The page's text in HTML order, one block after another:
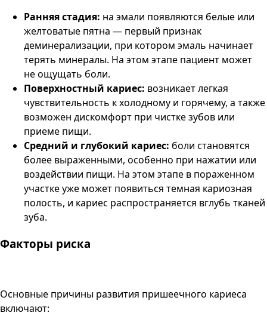
Ранняя стадия: на эмали появляются белые или
желтоватые пятна — первый признак
деминерализации, при котором эмаль начинает
терять минералы. На этом этапе пациент может
не ощущать боли.
Поверхностный кариес: возникает легкая
чувствительность к холодному и горячему, а также
возможен дискомфорт при чистке зубов или
приеме пищи.
Средний и глубокий кариес: боли становятся
более выраженными, особенно при нажатии или
воздействии пищи. На этом этапе в пораженном
участке уже может появиться темная кариозная
полость, и кариес распространяется вглубь тканей
зуба.
Факторы риска
Основные причины развития пришеечного кариеса
включают: